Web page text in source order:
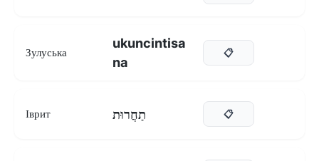
Зулуська
ukuncintisa
na
📋
Іврит תַחֲרוּת 📋